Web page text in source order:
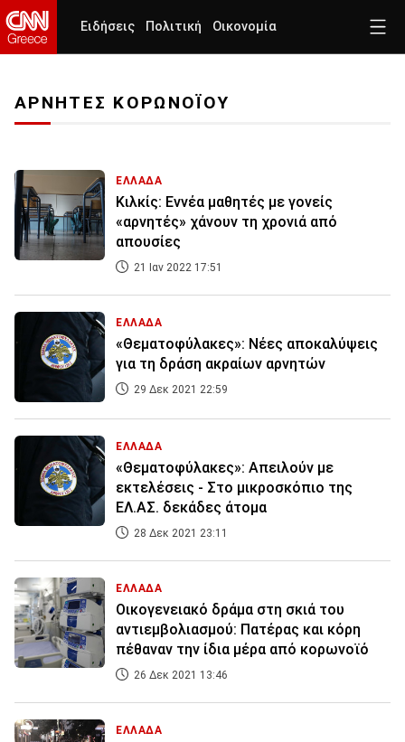
Ειδήσεις Πολιτική Οικονομία
ΑΡΝΗΤΕΣ ΚΟΡΩΝΟΪΟΥ
ΕΛΛΑΔΑ
Κιλκίς: Εννέα μαθητές με γονείς
«αρνητές» χάνουν τη χρονιά από
απουσίες
21 Ιαν 2022 17:51
ΕΛΛΑΔΑ
«Θεματοφύλακες»: Νέες αποκαλύψεις
για τη δράση ακραίων αρνητών
29 Δεκ 2021 22:59
ΕΛΛΑΔΑ
«Θεματοφύλακες»: Απειλούν με
εκτελέσεις - Στο μικροσκόπιο της
ΕΛ.ΑΣ. δεκάδες άτομα
28 Δεκ 2021 23:11
ΕΛΛΑΔΑ
Οικογενειακό δράμα στη σκιά του
αντιεμβολιασμού: Πατέρας και κόρη
πέθαναν την ίδια μέρα από κορωνοϊό
26 Δεκ 2021 13:46
ΕΛΛΑΔΑ